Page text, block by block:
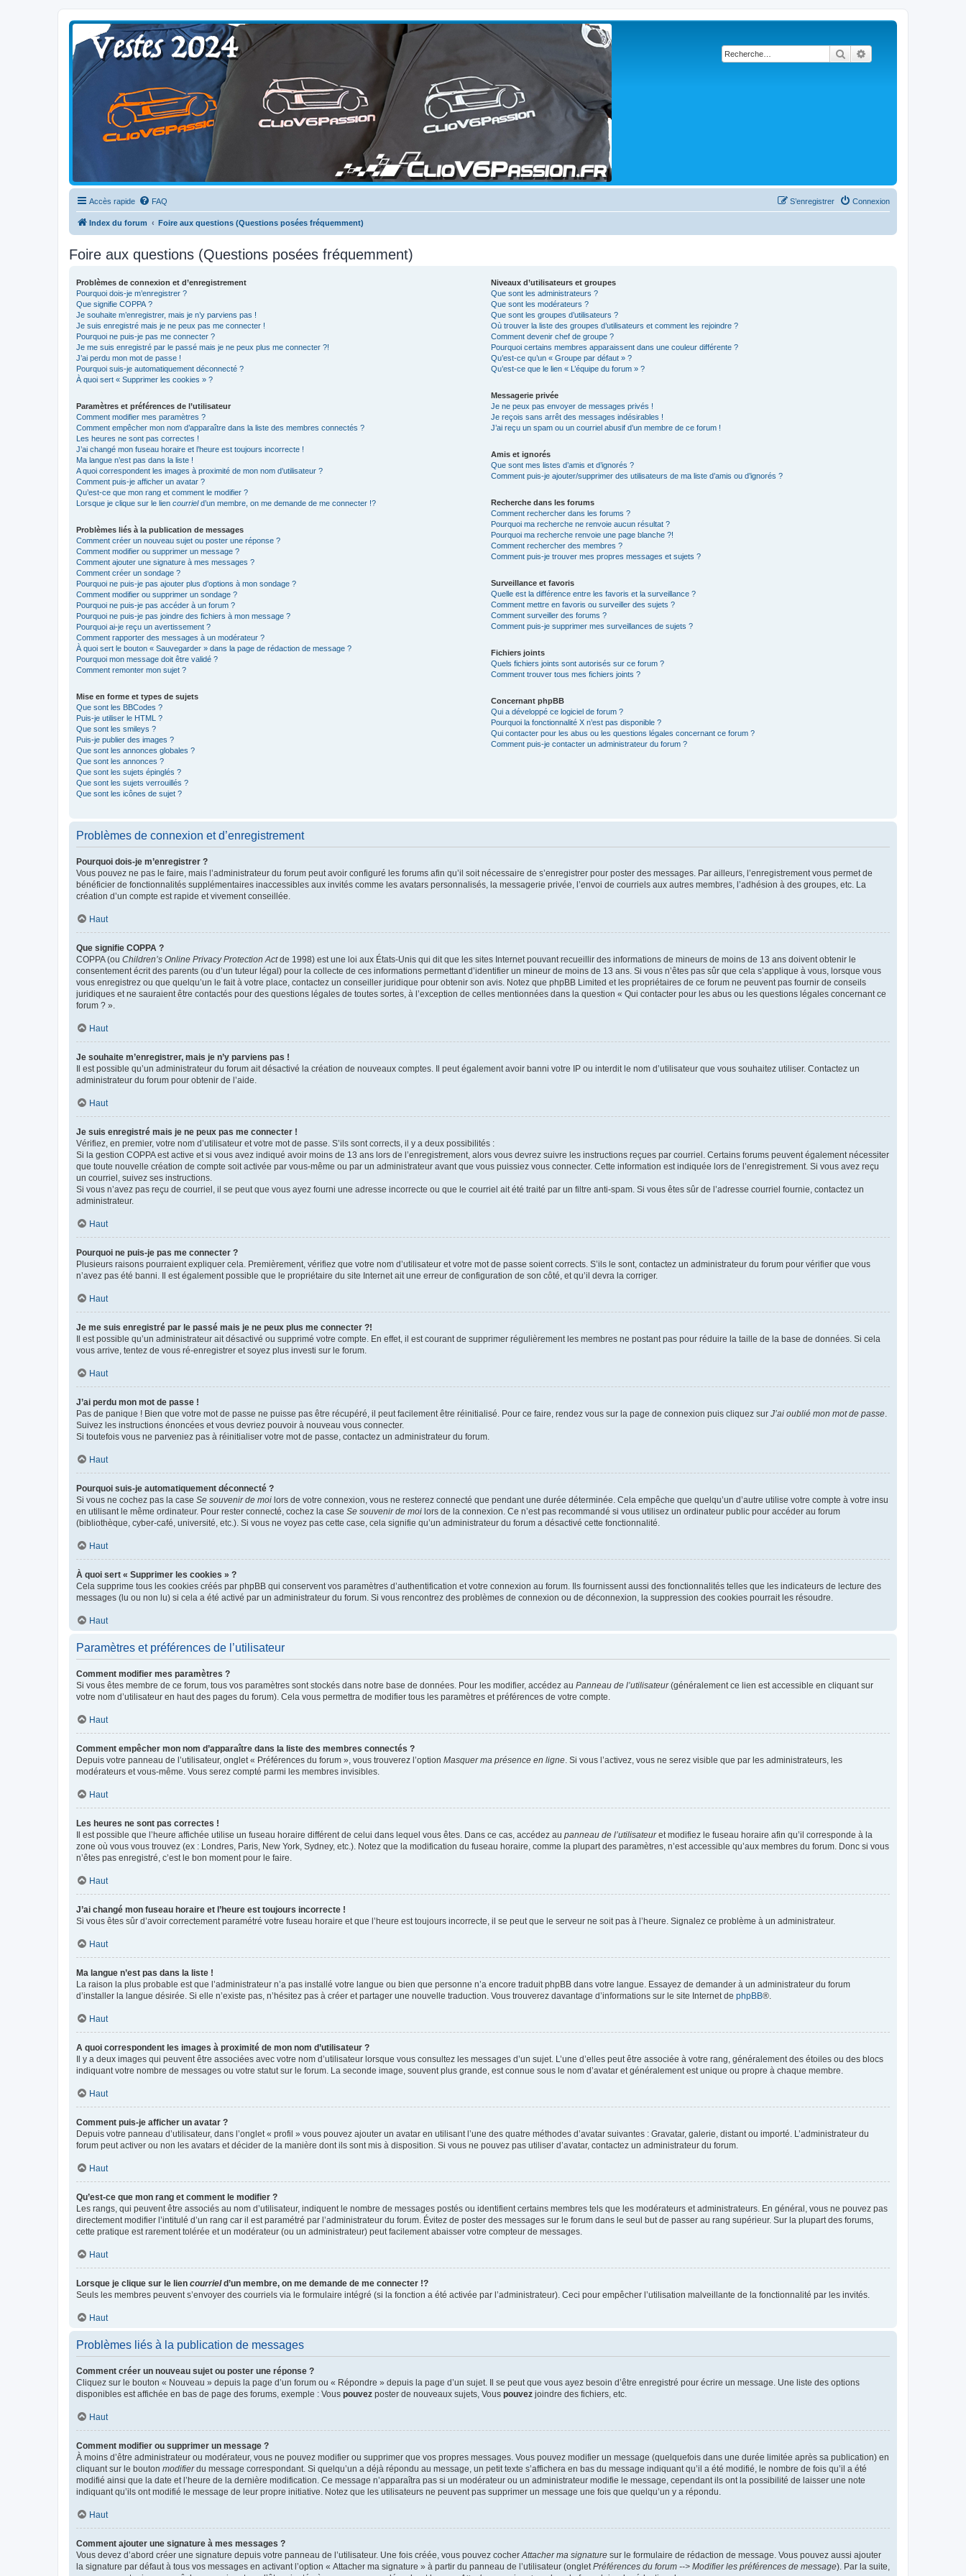
Rechercher
Clio V6 Passion
Le site français des passionnés de Clio V6
Accès rapide FAQ Connexion
S’enregistrer
Index du forum Foire aux questions (Questions posées fréquemment)
Foire aux questions (Questions posées fréquemment)
Problèmes de connexion et d’enregistrement
Pourquoi dois-je m’enregistrer ?
Que signifie COPPA ?
Je souhaite m’enregistrer, mais je n’y parviens pas !
Je suis enregistré mais je ne peux pas me connecter !
Pourquoi ne puis-je pas me connecter ?
Je me suis enregistré par le passé mais je ne peux plus me connecter ?!
J’ai perdu mon mot de passe !
Pourquoi suis-je automatiquement déconnecté ?
À quoi sert « Supprimer les cookies » ?
Paramètres et préférences de l’utilisateur
Comment modifier mes paramètres ?
Comment empêcher mon nom d’apparaître dans la liste des membres connectés ?
Les heures ne sont pas correctes !
J’ai changé mon fuseau horaire et l’heure est toujours incorrecte !
Ma langue n’est pas dans la liste !
A quoi correspondent les images à proximité de mon nom d’utilisateur ?
Comment puis-je afficher un avatar ?
Qu’est-ce que mon rang et comment le modifier ?
Lorsque je clique sur le lien courrield’un membre, on me demande de me connecter !?
Problèmes liés à la publication de messages
Comment créer un nouveau sujet ou poster une réponse ?
Comment modifier ou supprimer un message ?
Comment ajouter une signature à mes messages ?
Comment créer un sondage ?
Pourquoi ne puis-je pas ajouter plus d’options à mon sondage ?
Comment modifier ou supprimer un sondage ?
Pourquoi ne puis-je pas accéder à un forum ?
Pourquoi ne puis-je pas joindre des fichiers à mon message ?
Pourquoi ai-je reçu un avertissement ?
Comment rapporter des messages à un modérateur ?
À quoi sert le bouton « Sauvegarder » dans la page de rédaction de message ?
Pourquoi mon message doit être validé ?
Comment remonter mon sujet ?
Mise en forme et types de sujets
Que sont les BBCodes ?
Puis-je utiliser le HTML ?
Que sont les smileys ?
Puis-je publier des images ?
Que sont les annonces globales ?
Que sont les annonces ?
Que sont les sujets épinglés ?
Que sont les sujets verrouillés ?
Que sont les icônes de sujet ?
Niveaux d’utilisateurs et groupes
Que sont les administrateurs ?
Que sont les modérateurs ?
Que sont les groupes d’utilisateurs ?
Où trouver la liste des groupes d’utilisateurs et comment les rejoindre ?
Comment devenir chef de groupe ?
Pourquoi certains membres apparaissent dans une couleur différente ?
Qu’est-ce qu’un « Groupe par défaut » ?
Qu’est-ce que le lien « L’équipe du forum » ?
Messagerie privée
Je ne peux pas envoyer de messages privés !
Je reçois sans arrêt des messages indésirables !
J’ai reçu un spam ou un courriel abusif d’un membre de ce forum !
Amis et ignorés
Que sont mes listes d’amis et d’ignorés ?
Comment puis-je ajouter/supprimer des utilisateurs de ma liste d’amis ou d’ignorés ?
Recherche dans les forums
Comment rechercher dans les forums ?
Pourquoi ma recherche ne renvoie aucun résultat ?
Pourquoi ma recherche renvoie une page blanche ?!
Comment rechercher des membres ?
Comment puis-je trouver mes propres messages et sujets ?
Surveillance et favoris
Quelle est la différence entre les favoris et la surveillance ?
Comment mettre en favoris ou surveiller des sujets ?
Comment surveiller des forums ?
Comment puis-je supprimer mes surveillances de sujets ?
Fichiers joints
Quels fichiers joints sont autorisés sur ce forum ?
Comment trouver tous mes fichiers joints ?
Concernant phpBB
Qui a développé ce logiciel de forum ?
Pourquoi la fonctionnalité X n’est pas disponible ?
Qui contacter pour les abus ou les questions légales concernant ce forum ?
Comment puis-je contacter un administrateur du forum ?
Problèmes de connexion et d’enregistrement
Pourquoi dois-je m’enregistrer ?
Vous pouvez ne pas le faire, mais l’administrateur du forum peut avoir configuré les forums afin qu’il soit nécessaire de s’enregistrer pour poster des messages. Par ailleurs, l’enregistrement vous permet de
bénéficier de fonctionnalités supplémentaires inaccessibles aux invités comme les avatars personnalisés, la messagerie privée, l’envoi de courriels aux autres membres, l’adhésion à des groupes, etc. La
création d’un compte est rapide et vivement conseillée.
Haut
Que signifie COPPA ?
COPPA (ou Children’s Online Privacy Protection Actde 1998) est une loi aux États-Unis qui dit que les sites Internet pouvant recueillir des informations de mineurs de moins de 13 ans doivent obtenir le
consentement écrit des parents (ou d’un tuteur légal) pour la collecte de ces informations permettant d’identifier un mineur de moins de 13 ans. Si vous n’êtes pas sûr que cela s’applique à vous, lorsque vous
vous enregistrez ou que quelqu’un le fait à votre place, contactez un conseiller juridique pour obtenir son avis. Notez que phpBB Limited et les propriétaires de ce forum ne peuvent pas fournir de conseils
juridiques et ne sauraient être contactés pour des questions légales de toutes sortes, à l’exception de celles mentionnées dans la question « Qui contacter pour les abus ou les questions légales concernant ce
forum ? ».
Haut
Je souhaite m’enregistrer, mais je n’y parviens pas !
Il est possible qu’un administrateur du forum ait désactivé la création de nouveaux comptes. Il peut également avoir banni votre IP ou interdit le nom d’utilisateur que vous souhaitez utiliser. Contactez un
administrateur du forum pour obtenir de l’aide.
Haut
Je suis enregistré mais je ne peux pas me connecter !
Vérifiez, en premier, votre nom d’utilisateur et votre mot de passe. S’ils sont corrects, il y a deux possibilités :
Si la gestion COPPA est active et si vous avez indiqué avoir moins de 13 ans lors de l’enregistrement, alors vous devrez suivre les instructions reçues par courriel. Certains forums peuvent également nécessiter
que toute nouvelle création de compte soit activée par vous-même ou par un administrateur avant que vous puissiez vous connecter. Cette information est indiquée lors de l’enregistrement. Si vous avez reçu
un courriel, suivez ses instructions.
Si vous n’avez pas reçu de courriel, il se peut que vous ayez fourni une adresse incorrecte ou que le courriel ait été traité par un filtre anti-spam. Si vous êtes sûr de l’adresse courriel fournie, contactez un
administrateur.
Haut
Pourquoi ne puis-je pas me connecter ?
Plusieurs raisons pourraient expliquer cela. Premièrement, vérifiez que votre nom d’utilisateur et votre mot de passe soient corrects. S’ils le sont, contactez un administrateur du forum pour vérifier que vous
n’avez pas été banni. Il est également possible que le propriétaire du site Internet ait une erreur de configuration de son côté, et qu’il devra la corriger.
Haut
Je me suis enregistré par le passé mais je ne peux plus me connecter ?!
Il est possible qu’un administrateur ait désactivé ou supprimé votre compte. En effet, il est courant de supprimer régulièrement les membres ne postant pas pour réduire la taille de la base de données. Si cela
vous arrive, tentez de vous ré-enregistrer et soyez plus investi sur le forum.
Haut
J’ai perdu mon mot de passe !
Pas de panique ! Bien que votre mot de passe ne puisse pas être récupéré, il peut facilement être réinitialisé. Pour ce faire, rendez vous sur la page de connexion puis cliquez sur J’ai oublié mon mot de passe.
Suivez les instructions énoncées et vous devriez pouvoir à nouveau vous connecter.
Si toutefois vous ne parveniez pas à réinitialiser votre mot de passe, contactez un administrateur du forum.
Haut
Pourquoi suis-je automatiquement déconnecté ?
Si vous ne cochez pas la case Se souvenir de moi lors de votre connexion, vous ne resterez connecté que pendant une durée déterminée. Cela empêche que quelqu’un d’autre utilise votre compte à votre insu
en utilisant le même ordinateur. Pour rester connecté, cochez la case Se souvenir de moi lors de la connexion. Ce n’est pas recommandé si vous utilisez un ordinateur public pour accéder au forum
(bibliothèque, cyber-café, université, etc.). Si vous ne voyez pas cette case, cela signifie qu’un administrateur du forum a désactivé cette fonctionnalité.
Haut
À quoi sert « Supprimer les cookies » ?
Cela supprime tous les cookies créés par phpBB qui conservent vos paramètres d’authentification et votre connexion au forum. Ils fournissent aussi des fonctionnalités telles que les indicateurs de lecture des
messages (lu ou non lu) si cela a été activé par un administrateur du forum. Si vous rencontrez des problèmes de connexion ou de déconnexion, la suppression des cookies pourrait les résoudre.
Haut
Paramètres et préférences de l’utilisateur
Comment modifier mes paramètres ?
Si vous êtes membre de ce forum, tous vos paramètres sont stockés dans notre base de données. Pour les modifier, accédez au Panneau de l’utilisateur(généralement ce lien est accessible en cliquant sur
votre nom d’utilisateur en haut des pages du forum). Cela vous permettra de modifier tous les paramètres et préférences de votre compte.
Haut
Comment empêcher mon nom d’apparaître dans la liste des membres connectés ?
Depuis votre panneau de l’utilisateur, onglet « Préférences du forum », vous trouverez l’option Masquer ma présence en ligne. Si vous l’activez, vous ne serez visible que par les administrateurs, les
modérateurs et vous-même. Vous serez compté parmi les membres invisibles.
Haut
Les heures ne sont pas correctes !
Il est possible que l’heure affichée utilise un fuseau horaire différent de celui dans lequel vous êtes. Dans ce cas, accédez au panneau de l’utilisateuret modifiez le fuseau horaire afin qu’il corresponde à la
zone où vous vous trouvez (ex : Londres, Paris, New York, Sydney, etc.). Notez que la modification du fuseau horaire, comme la plupart des paramètres, n’est accessible qu’aux membres du forum. Donc si vous
n’êtes pas enregistré, c’est le bon moment pour le faire.
Haut
J’ai changé mon fuseau horaire et l’heure est toujours incorrecte !
Si vous êtes sûr d’avoir correctement paramétré votre fuseau horaire et que l’heure est toujours incorrecte, il se peut que le serveur ne soit pas à l’heure. Signalez ce problème à un administrateur.
Haut
Ma langue n’est pas dans la liste !
La raison la plus probable est que l’administrateur n’a pas installé votre langue ou bien que personne n’a encore traduit phpBB dans votre langue. Essayez de demander à un administrateur du forum
d’installer la langue désirée. Si elle n’existe pas, n’hésitez pas à créer et partager une nouvelle traduction. Vous trouverez davantage d’informations sur le site Internet de phpBB®.
Haut
A quoi correspondent les images à proximité de mon nom d’utilisateur ?
Il y a deux images qui peuvent être associées avec votre nom d’utilisateur lorsque vous consultez les messages d’un sujet. L’une d’elles peut être associée à votre rang, généralement des étoiles ou des blocs
indiquant votre nombre de messages ou votre statut sur le forum. La seconde image, souvent plus grande, est connue sous le nom d’avatar et généralement est unique ou propre à chaque membre.
Haut
Comment puis-je afficher un avatar ?
Depuis votre panneau d’utilisateur, dans l’onglet « profil » vous pouvez ajouter un avatar en utilisant l’une des quatre méthodes d’avatar suivantes : Gravatar, galerie, distant ou importé. L’administrateur du
forum peut activer ou non les avatars et décider de la manière dont ils sont mis à disposition. Si vous ne pouvez pas utiliser d’avatar, contactez un administrateur du forum.
Haut
Qu’est-ce que mon rang et comment le modifier ?
Les rangs, qui peuvent être associés au nom d’utilisateur, indiquent le nombre de messages postés ou identifient certains membres tels que les modérateurs et administrateurs. En général, vous ne pouvez pas
directement modifier l’intitulé d’un rang car il est paramétré par l’administrateur du forum. Évitez de poster des messages sur le forum dans le seul but de passer au rang supérieur. Sur la plupart des forums,
cette pratique est rarement tolérée et un modérateur (ou un administrateur) peut facilement abaisser votre compteur de messages.
Haut
Lorsque je clique sur le lien courrield’un membre, on me demande de me connecter !?
Seuls les membres peuvent s’envoyer des courriels via le formulaire intégré (si la fonction a été activée par l’administrateur). Ceci pour empêcher l’utilisation malveillante de la fonctionnalité par les invités.
Haut
Problèmes liés à la publication de messages
Comment créer un nouveau sujet ou poster une réponse ?
Cliquez sur le bouton « Nouveau » depuis la page d’un forum ou « Répondre » depuis la page d’un sujet. Il se peut que vous ayez besoin d’être enregistré pour écrire un message. Une liste des options
disponibles est affichée en bas de page des forums, exemple : Vous pouvez poster de nouveaux sujets, Vous pouvez joindre des fichiers, etc.
Haut
Comment modifier ou supprimer un message ?
À moins d’être administrateur ou modérateur, vous ne pouvez modifier ou supprimer que vos propres messages. Vous pouvez modifier un message (quelquefois dans une durée limitée après sa publication) en
cliquant sur le bouton modifierdu message correspondant. Si quelqu’un a déjà répondu au message, un petit texte s’affichera en bas du message indiquant qu’il a été modifié, le nombre de fois qu’il a été
modifié ainsi que la date et l’heure de la dernière modification. Ce message n’apparaîtra pas si un modérateur ou un administrateur modifie le message, cependant ils ont la possibilité de laisser une note
indiquant qu’ils ont modifié le message de leur propre initiative. Notez que les utilisateurs ne peuvent pas supprimer un message une fois que quelqu’un y a répondu.
Haut
Comment ajouter une signature à mes messages ?
Vous devez d’abord créer une signature depuis votre panneau de l’utilisateur. Une fois créée, vous pouvez cocherAttacher ma signature sur le formulaire de rédaction de message. Vous pouvez aussi ajouter
la signature par défaut à tous vos messages en activant l’option « Attacher ma signature » à partir du panneau de l’utilisateur (ongletPréférences du forum --> Modifier les préférences de message). Par la suite,